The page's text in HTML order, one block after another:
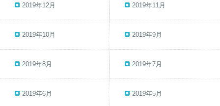
2019年12月 2019年11月
2019年10月 2019年9月
2019年8月 2019年7月
2019年6月 2019年5月